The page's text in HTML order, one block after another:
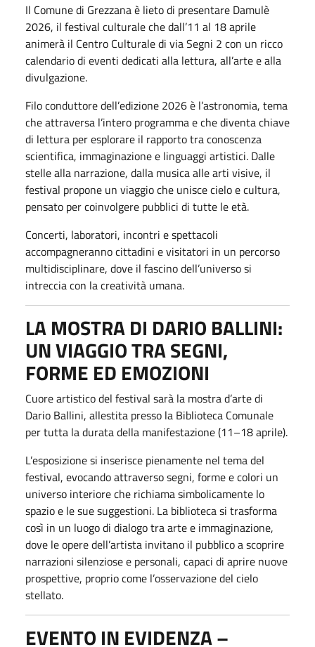
Il Comune di Grezzana è lieto di presentare Damulè
2026, il festival culturale che dall’11 al 18 aprile
animerà il Centro Culturale di via Segni 2 con un ricco
calendario di eventi dedicati alla lettura, all’arte e alla
divulgazione.
Filo conduttore dell’edizione 2026 è l’astronomia, tema
che attraversa l’intero programma e che diventa chiave
di lettura per esplorare il rapporto tra conoscenza
scientifica, immaginazione e linguaggi artistici. Dalle
stelle alla narrazione, dalla musica alle arti visive, il
festival propone un viaggio che unisce cielo e cultura,
pensato per coinvolgere pubblici di tutte le età.
Concerti, laboratori, incontri e spettacoli
accompagneranno cittadini e visitatori in un percorso
multidisciplinare, dove il fascino dell’universo si
intreccia con la creatività umana.
LA MOSTRA DI DARIO BALLINI:
UN VIAGGIO TRA SEGNI,
FORME ED EMOZIONI
Cuore artistico del festival sarà la mostra d’arte di
Dario Ballini, allestita presso la Biblioteca Comunale
per tutta la durata della manifestazione (11–18 aprile).
L’esposizione si inserisce pienamente nel tema del
festival, evocando attraverso segni, forme e colori un
universo interiore che richiama simbolicamente lo
spazio e le sue suggestioni. La biblioteca si trasforma
così in un luogo di dialogo tra arte e immaginazione,
dove le opere dell’artista invitano il pubblico a scoprire
narrazioni silenziose e personali, capaci di aprire nuove
prospettive, proprio come l’osservazione del cielo
stellato.
EVENTO IN EVIDENZA –